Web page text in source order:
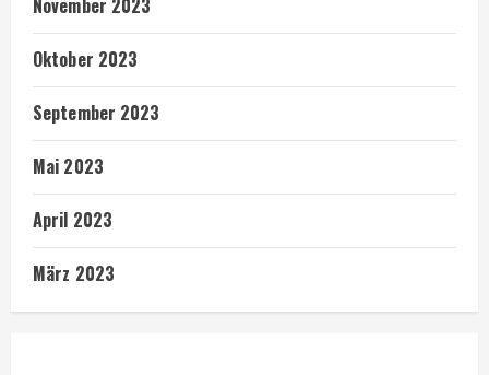
November 2023
Oktober 2023
September 2023
Mai 2023
April 2023
März 2023